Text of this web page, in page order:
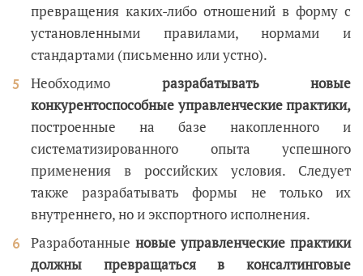
превращения каких-либо отношений в форму с
установленными правилами, нормами и
стандартами (письменно или устно).
Необходимо разрабатывать новые
конкурентоспособные управленческие практики,
построенные на базе накопленного и
систематизированного опыта успешного
применения в российских условия. Следует
также разрабатывать формы не только их
внутреннего, но и экспортного исполнения.
Разработанные новые управленческие практики
должны превращаться в консалтинговые